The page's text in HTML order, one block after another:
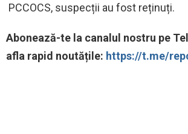
PCCOCS, suspecții au fost reținuți.
‍Abonează-te la canalul nostru pe
afla rapid noutățile: https://t.me/